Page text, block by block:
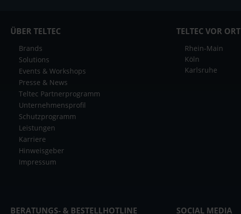
ÜBER TELTEC
Brands
Solutions
Events & Workshops
Presse & News
Teltec Partnerprogramm
Unternehmensprofil
Schutzprogramm
Leistungen
Karriere
Hinweisgeber
Impressum
TELTEC VOR ORT
Rhein-Main
Köln
Karlsruhe
BERATUNGS- & BESTELLHOTLINE
SOCIAL MEDIA